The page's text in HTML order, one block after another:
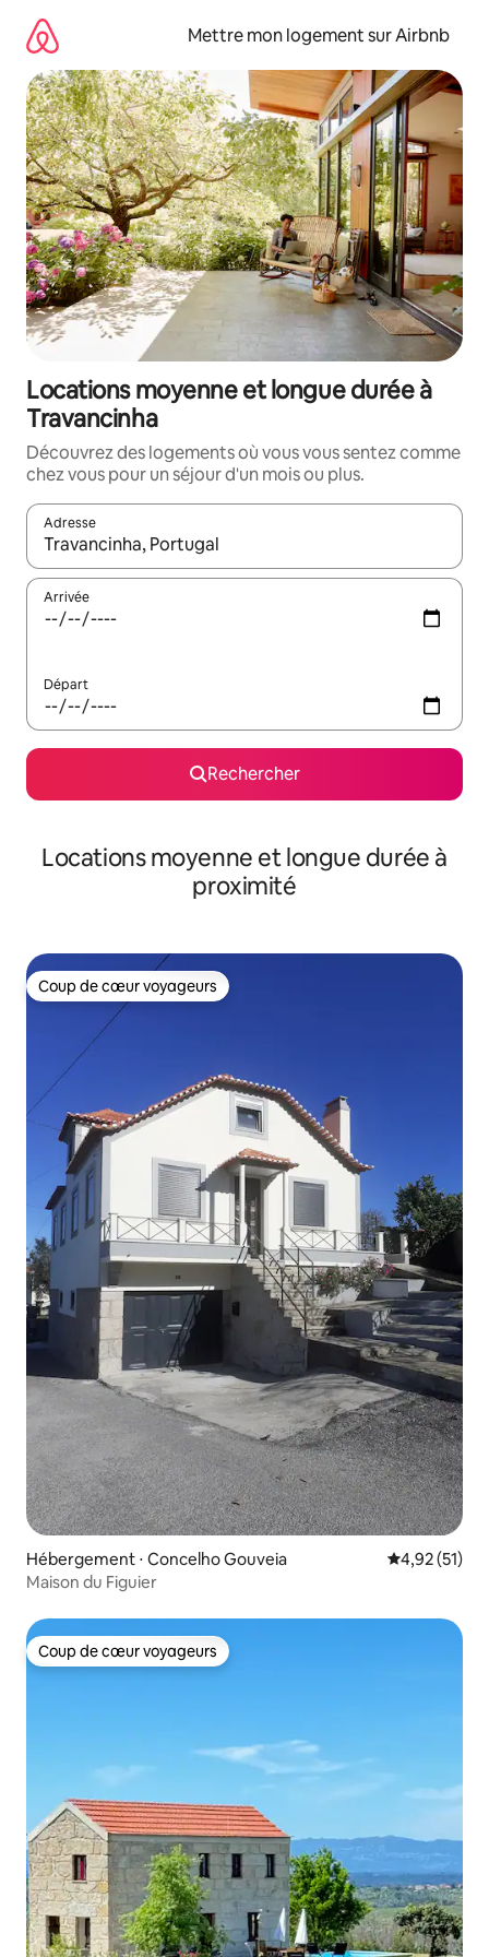
directement
contenu
Mettre mon logement sur Airbnb
Locations moyenne et longue durée à
Travancinha
Découvrez des logements où vous vous sentez comme
chez vous pour un séjour d'un mois ou plus.
Adresse
Lorsque les résultats s'affichent, utilisez les flèches vers le
Arrivée
Départ
Rechercher
Locations moyenne et longue durée à
proximité
Coup de cœur voyageurs
Coup de cœur voyageurs
Hébergement ⋅ Concelho Gouveia Évaluation
4,92 (51)
Maison du Figuier
Coup de cœur voyageurs
Coup de cœur voyageurs